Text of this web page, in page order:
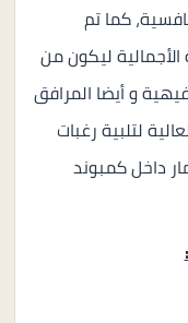
كما تم
ليكون من
و أيضا المرافق
لتلبية رغبات
داخل كمبوند